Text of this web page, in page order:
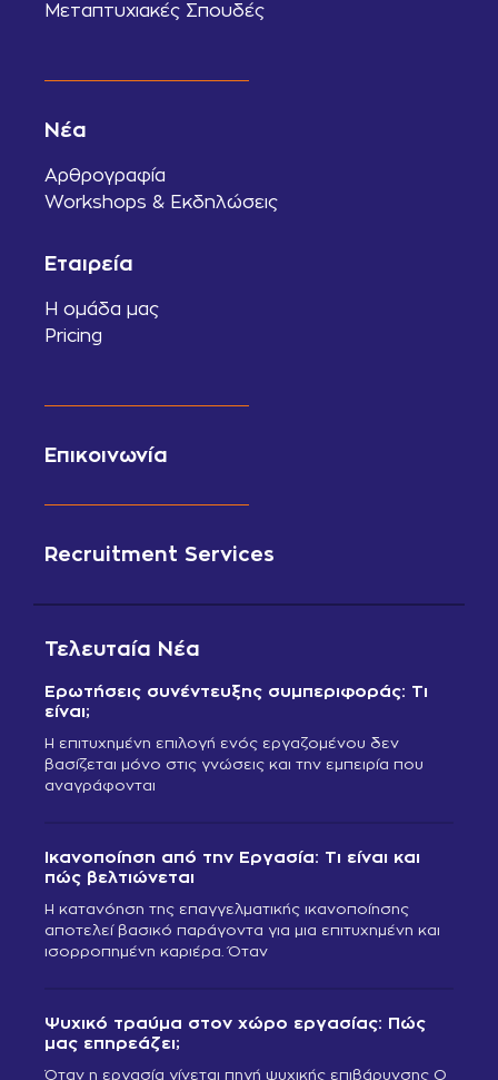
Μεταπτυχιακές Σπουδές
Νέα
Αρθρογραφία
Workshops & Εκδηλώσεις
Εταιρεία
Η ομάδα μας
Pricing
Επικοινωνία
Recruitment Services
Τελευταία Νέα
Ερωτήσεις συνέντευξης συμπεριφοράς: Τι
είναι;
Η επιτυχημένη επιλογή ενός εργαζομένου δεν
βασίζεται μόνο στις γνώσεις και την εμπειρία που
αναγράφονται
Ικανοποίηση από την Εργασία: Τι είναι και
πώς βελτιώνεται
Η κατανόηση της επαγγελματικής ικανοποίησης
αποτελεί βασικό παράγοντα για μια επιτυχημένη και
ισορροπημένη καριέρα. Όταν
Ψυχικό τραύμα στον χώρο εργασίας: Πώς
μας επηρεάζει;
Όταν η εργασία γίνεται πηγή ψυχικής επιβάρυνσης Ο